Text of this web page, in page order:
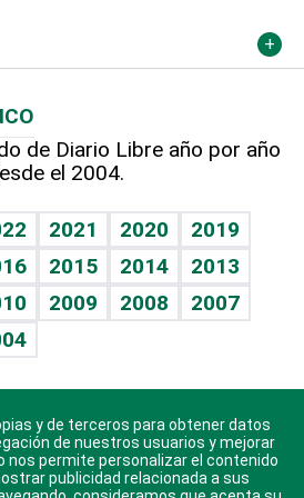
de Diario Libre año por año
el 2004.
2021 2020
2019
2015 2014
2013
2009 2008
2007
para Android, iOS y
Huawei.
y de terceros para obtener datos
de nuestros usuarios y mejorar
nos permite personalizar el contenido
publicidad relacionada a sus